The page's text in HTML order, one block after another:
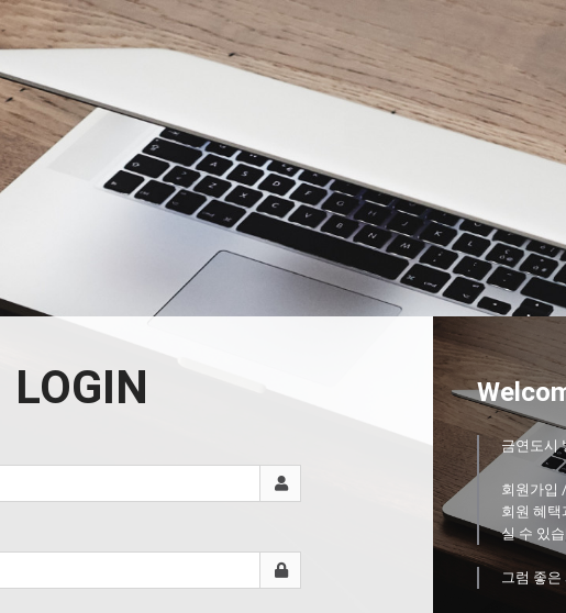
LOGIN
금연도시
회원가입
회원 혜
실 수 있습
그럼 좋